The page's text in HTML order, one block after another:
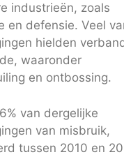
industrieën, zoals
en defensie. Veel
hielden
waaronder
en ontbossing.
van dergelijke
van misbruik,
tussen 2010 en